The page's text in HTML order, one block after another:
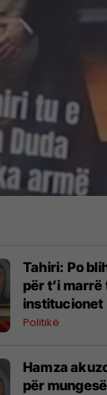
Tahiri: Po
për t’i marrë
institucionet
Politikë
Hamza
për mungesë